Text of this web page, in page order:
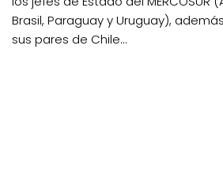
Brasil, Paraguay y Uruguay),
sus pares de Chile...